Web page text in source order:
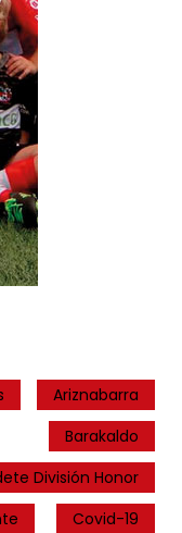
Ariznabarra
Barakaldo
División Honor
Covid-19